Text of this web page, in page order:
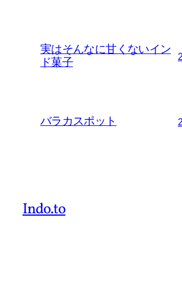
実はそんなに甘くないイン
ド菓子
バラカスポット
Indo.to